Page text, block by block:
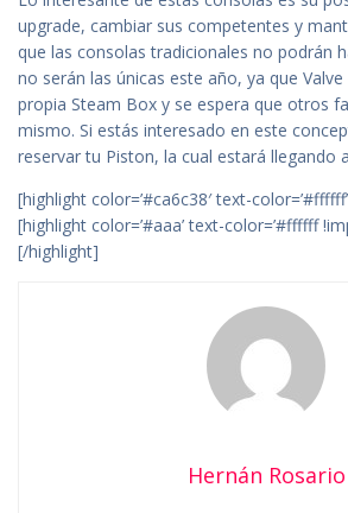
upgrade, cambiar sus competentes y
que las consolas tradicionales no podrán
no serán las únicas este año, ya que
propia Steam Box y se espera que otros
mismo. Si estás interesado en este
reservar tu Piston, la cual estará llegando
[highlight color=’#ca6c38′ text-
[highlight color=’#aaa’ text-color=’#ffffff
[/highlight]
Hernán Rosario